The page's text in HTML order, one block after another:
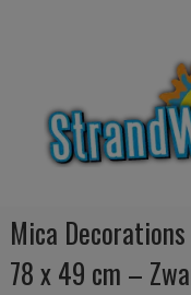
zodat
strandgevoel
in
huis
kan
halen
Mica
78 x 49 cm –